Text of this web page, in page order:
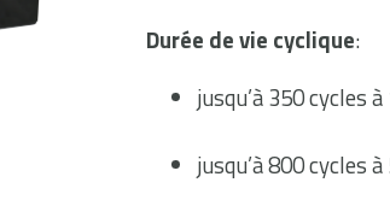
Durée de vie cyclique:
jusqu’à 350 cycles
jusqu’à 800 cycles